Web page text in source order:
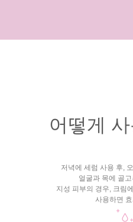
어떻게
저녁에 세럼 사용 후,
얼굴과 목에 골고
지성 피부의 경우, 크림
사용하면